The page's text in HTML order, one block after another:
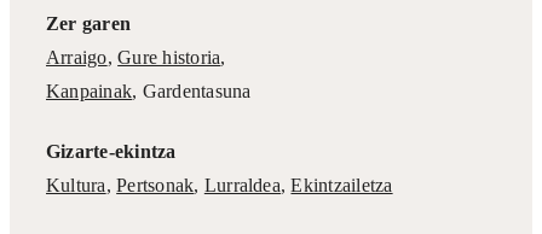
Zer garen
Arraigo,Gure historia,
Kanpainak, Gardentasuna
Gizarte-ekintza
Kultura,Pertsonak, Lurraldea,Ekintzailetza